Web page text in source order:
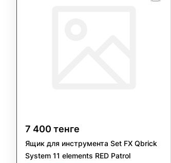
7 400 тенге
Ящик для инструмента Set FX Qbrick
System 11 elements RED Patrol